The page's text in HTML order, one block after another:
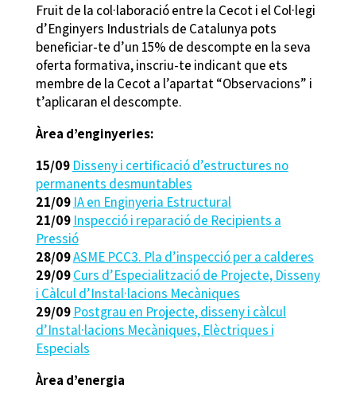
Fruit de la col·laboració entre la Cecot i el Col·legi
d’Enginyers Industrials de Catalunya pots
beneficiar-te d’un 15% de descompte en la seva
oferta formativa, inscriu-te indicant que ets
membre de la Cecot a l’apartat “Observacions” i
t’aplicaran el descompte.
Àrea d’enginyeries:
15/09 Disseny i certificació d’estructures no
permanents desmuntables
21/09 IA en Enginyeria Estructural
21/09 Inspecció i reparació de Recipients a
Pressió
28/09ASME PCC3. Pla d’inspecció per a calderes
29/09Curs d’Especialització de Projecte, Disseny
i Càlcul d’Instal·lacions Mecàniques
29/09 Postgrau en Projecte, disseny i càlcul
d’Instal·lacions Mecàniques, Elèctriques i
Especials
Àrea d’energia